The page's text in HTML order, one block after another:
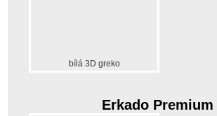
bílá 3D greko
Erkado Premium